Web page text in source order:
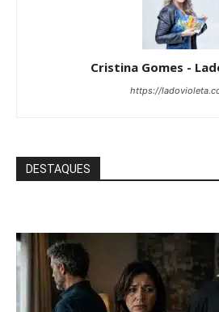
Cristina Gomes -
https://
DESTAQUES